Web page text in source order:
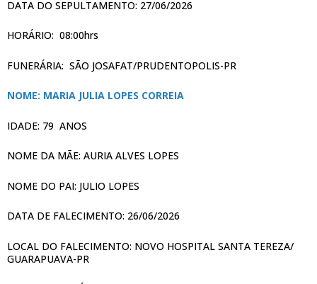
DATA DO SEPULTAMENTO: 27/06/2026
HORÁRIO: 08:00hrs
FUNERÁRIA: SÃO JOSAFAT/PRUDENTOPOLIS-PR
NOME: MARIA JULIA LOPES CORREIA
IDADE: 79 ANOS
NOME DA MÃE: AURIA ALVES LOPES
NOME DO PAI: JULIO LOPES
DATA DE FALECIMENTO: 26/06/2026
LOCAL DO FALECIMENTO: NOVO HOSPITAL SANTA TEREZA/
GUARAPUAVA-PR